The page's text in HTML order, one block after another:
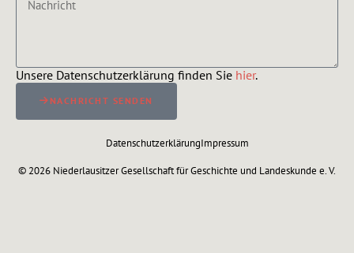
Unsere Datenschutzerklärung finden Sie hier.
NACHRICHT SENDEN
© 2026 Niederlausitzer Gesellschaft für Geschichte und Landeskunde e. V.
DatenschutzerklärungImpressum